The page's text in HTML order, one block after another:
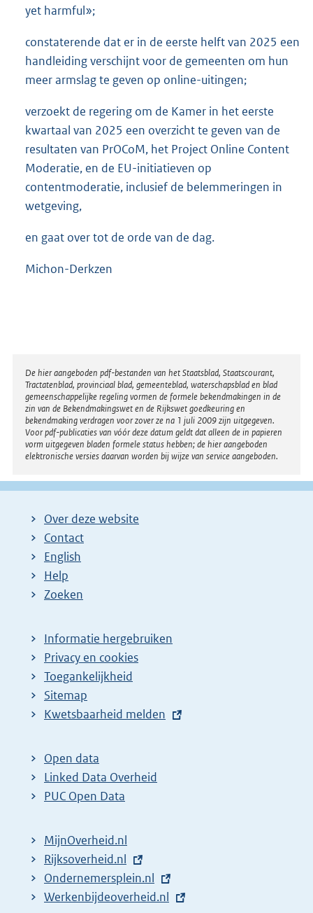
yet harmful»;
constaterende dat er in de eerste helft van 2025 een
handleiding verschijnt voor de gemeenten om hun
meer armslag te geven op online-uitingen;
verzoekt de regering om de Kamer in het eerste
kwartaal van 2025 een overzicht te geven van de
resultaten van PrOCoM, het Project Online Content
Moderatie, en de EU-initiatieven op
contentmoderatie, inclusief de belemmeringen in
wetgeving,
en gaat over tot de orde van de dag.
Michon-Derkzen
Disclaimer
De hier aangeboden pdf-bestanden van het Staatsblad, Staatscourant,
Tractatenblad, provinciaal blad, gemeenteblad, waterschapsblad en blad
gemeenschappelijke regeling vormen de formele bekendmakingen in de
zin van de Bekendmakingswet en de Rijkswet goedkeuring en
bekendmaking verdragen voor zover ze na 1 juli 2009 zijn uitgegeven.
Voor pdf-publicaties van vóór deze datum geldt dat alleen de in papieren
vorm uitgegeven bladen formele status hebben; de hier aangeboden
elektronische versies daarvan worden bij wijze van service aangeboden.
Over deze website
Contact
English
Help
Zoeken
Informatie hergebruiken
Privacy en cookies
Toegankelijkheid
Sitemap
E
t
e
r
l
i
n
k
Kwetsbaarheid melden
Open data
Linked Data Overheid
PUC Open Data
MijnOverheid.nl
E
x
t
Rijksoverheid.nl
E
x
Ondernemersplein.nl
E
Werkenbijdeoverheid.nl